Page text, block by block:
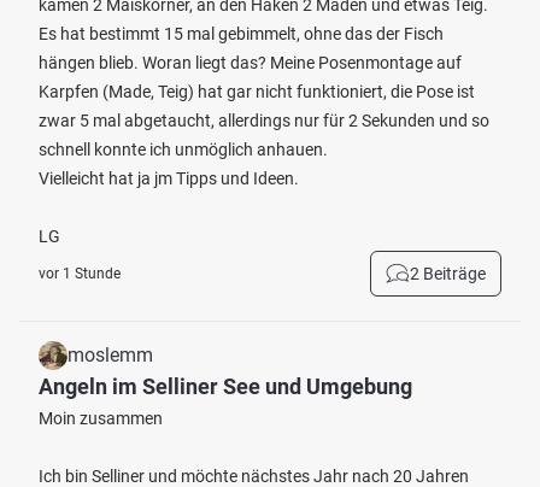
kamen 2 Maiskörner, an den Haken 2 Maden und etwas Teig.
Es hat bestimmt 15 mal gebimmelt, ohne das der Fisch
hängen blieb. Woran liegt das? Meine Posenmontage auf
Karpfen (Made, Teig) hat gar nicht funktioniert, die Pose ist
zwar 5 mal abgetaucht, allerdings nur für 2 Sekunden und so
schnell konnte ich unmöglich anhauen.
Vielleicht hat ja jm Tipps und Ideen.
LG
vor 1 Stunde 2 Beiträge
moslemm
Angeln im Selliner See und Umgebung
Moin zusammen
Ich bin Selliner und möchte nächstes Jahr nach 20 Jahren